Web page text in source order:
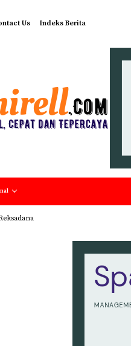
Us Indeks Berita